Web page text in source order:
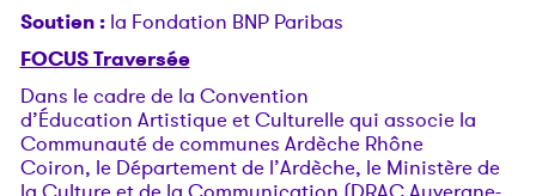
Soutien :la Fondation BNP Paribas
FOCUS Traversée
Dans le cadre de la Convention
d’Éducation Artistique et Culturelle qui associe la
Communauté de communes Ardèche Rhône
Coiron, le Département de l’Ardèche, le Ministère de